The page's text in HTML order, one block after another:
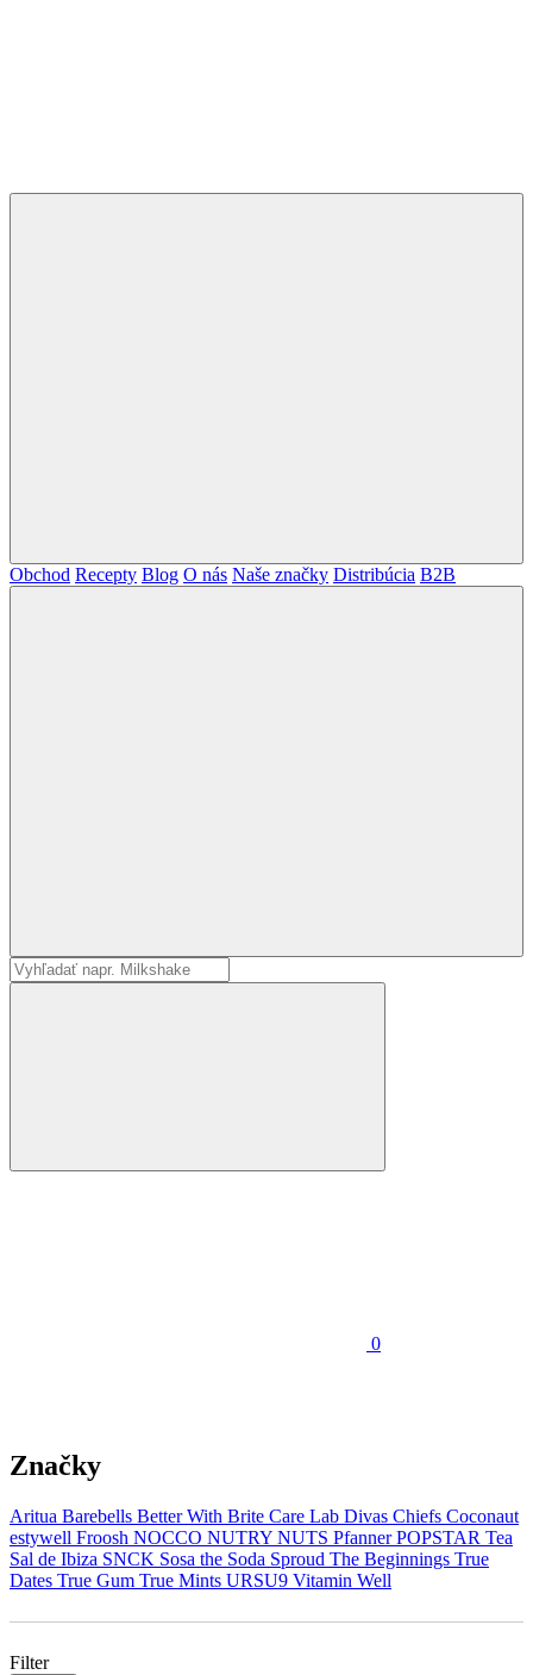
Obchod Recepty Blog O nás Naše značky Distribúcia B2B
0
Značky
Aritua Barebells Better With Brite Care Lab Divas Chiefs Coconaut
estywell Froosh NOCCO NUTRY NUTS Pfanner POPSTAR Tea
Sal de Ibiza SNCK Sosa the Soda Sproud The Beginnings True
Dates True Gum True Mints URSU9 Vitamin Well
Filter